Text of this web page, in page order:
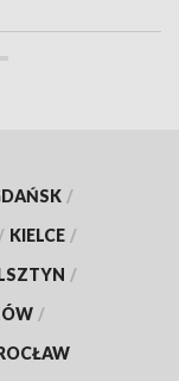
/
/ KIELCE /
/
/